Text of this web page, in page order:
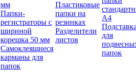
мм
Папки-
регистраторы с
шириной
корешка 50 мм
Самоклеящиеся
карманы для
папок
Пластиковые
папки на
резинках
Разделители
листов
А4
для
папок